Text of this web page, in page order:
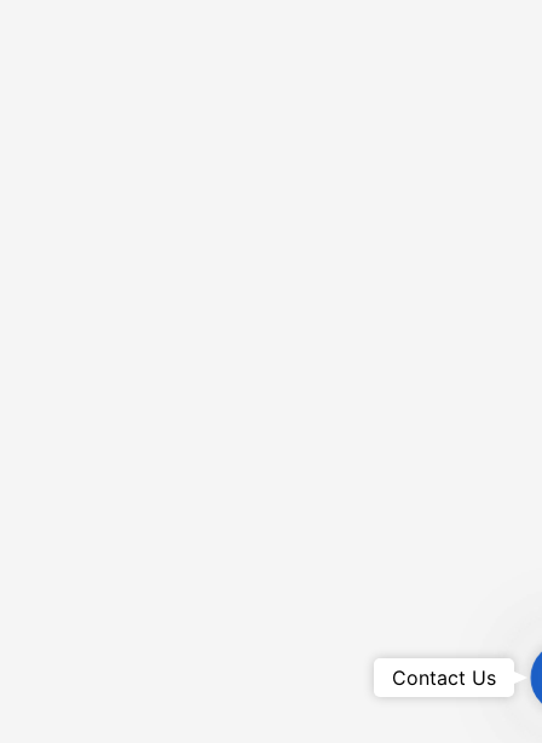
Contact Us